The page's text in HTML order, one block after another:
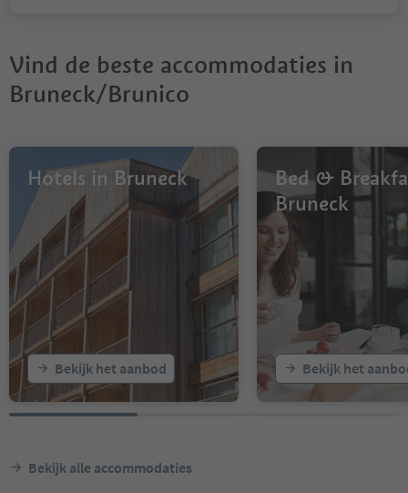
Vind de beste accommodaties in
Bruneck/Brunico
Hotels in Bruneck
Bekijk het aanbod
Bed &
Bruneck
Bekijk het
Bekijk alle accommodaties